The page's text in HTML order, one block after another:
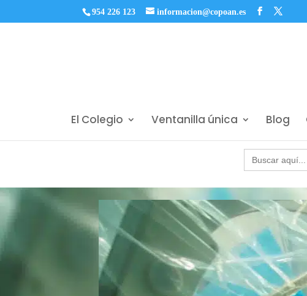
954 226 123 informacion@copoan.es
El Colegio Ventanilla única Blog
Buscar: